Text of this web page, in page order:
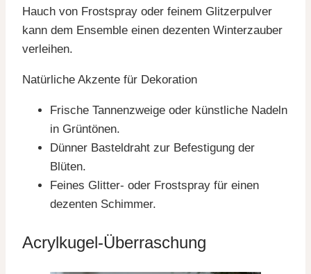
Hauch von Frostspray oder feinem Glitzerpulver
kann dem Ensemble einen dezenten Winterzauber
verleihen.
Natürliche Akzente für Dekoration
Frische Tannenzweige oder künstliche Nadeln
in Grüntönen.
Dünner Basteldraht zur Befestigung der
Blüten.
Feines Glitter- oder Frostspray für einen
dezenten Schimmer.
Acrylkugel-Überraschung